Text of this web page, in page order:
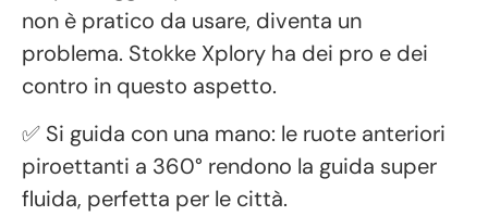
non è pratico da usare, diventa un
problema. Stokke Xplory ha dei pro e dei
contro in questo aspetto.
✅ Si guida con una mano: le ruote anteriori
piroettanti a 360° rendono la guida super
fluida, perfetta per le città.